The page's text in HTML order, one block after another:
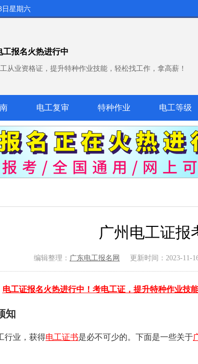
日星期六
工报名火热进行中
从业资格证，提升特种作业技能，轻松找工作，拿高薪！
电工复审 特种作业 电工等级
广州电工证报
编辑整理： 广东电工报名网 更新时间：2023-11-
电工证报名火热进行中！考电工证，提升特种作业技
知
行业，获得电工证书是必不可少的。下面是一些关于